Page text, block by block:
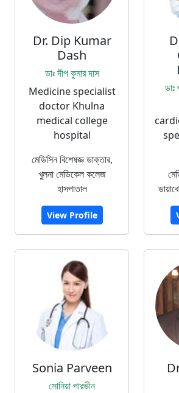
Dr. Dip Kumar
Dash
ডাঃ দীপ কুমার দাস
Medicine specialist
doctor Khulna
medical college
hospital
মেডিসিন বিশেষজ্ঞ ডাক্তার,
খুলনা মেডিকেল কলেজ
হাসপাতাল
View Profile
ডাঃ
Sonia Parveen
সোনিয়া পারভীন